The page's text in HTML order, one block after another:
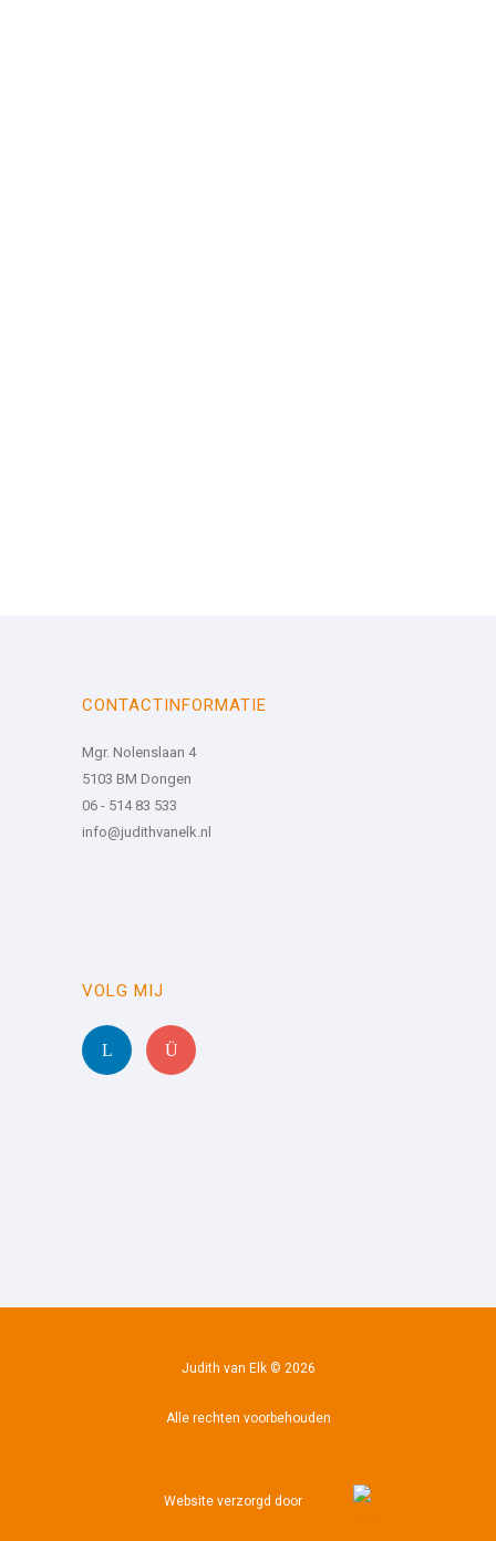
CONTACTINFORMATIE
Mgr. Nolenslaan 4
5103 BM Dongen
06 - 514 83 533
info@judithvanelk.nl
VOLG MIJ
Judith van Elk © 2026
Alle rechten voorbehouden
Website verzorgd door